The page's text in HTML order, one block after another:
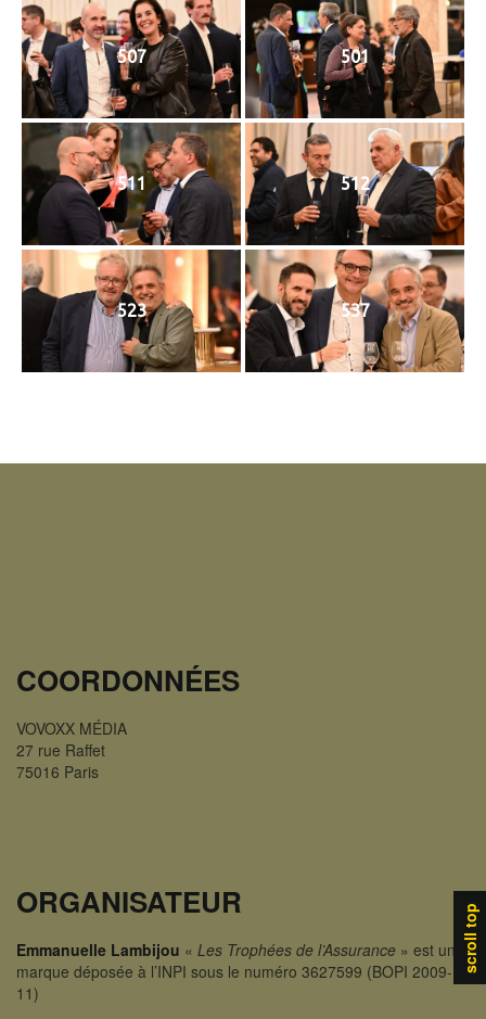
507 501
511 512
523 537
COORDONNÉES
VOVOXX MÉDIA
27 rue Raffet
75016 Paris
ORGANISATEUR
Emmanuelle Lambijou « Les Trophées de l’Assurance » est une
marque déposée à l’INPI sous le numéro 3627599 (BOPI 2009-
11)
scroll top